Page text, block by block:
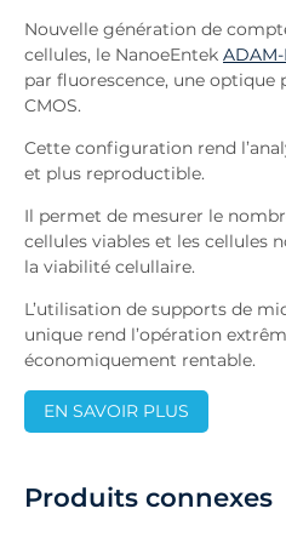
Nouvelle génération de
cellules, le NanoeEntek
par fluorescence, une optique
CMOS.
Cette configuration rend
et plus reproductible.
Il permet de mesurer le
cellules viables et les cellules
la viabilité celullaire.
L’utilisation de supports de
unique rend l’opération
économiquement rentable.
EN SAVOIR PLUS
Produits connexes